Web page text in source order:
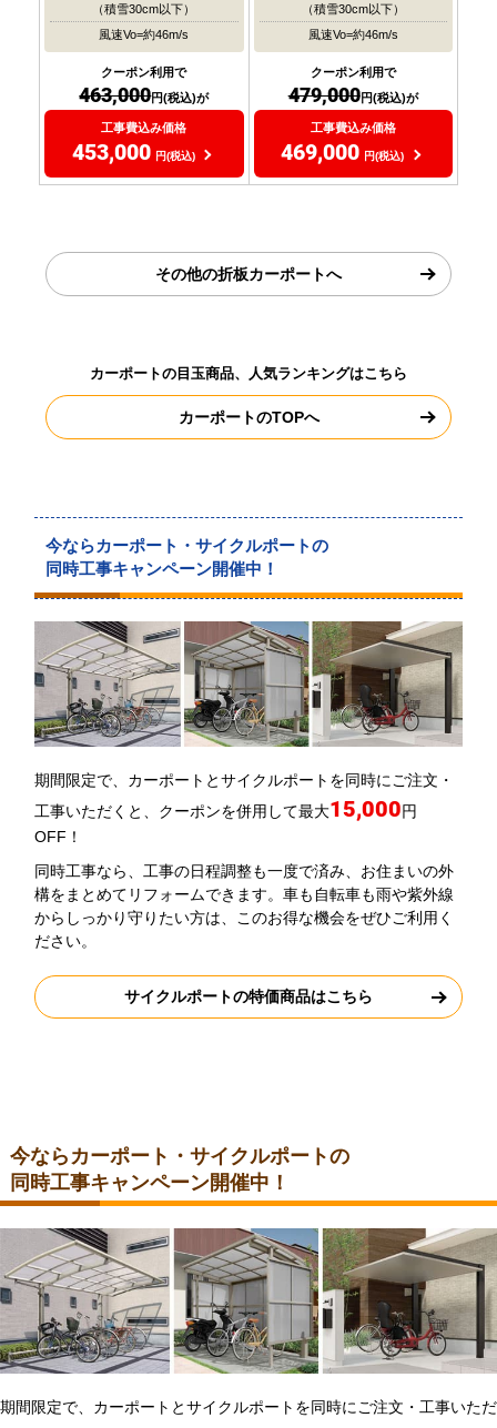
（積雪30cm以下）
風速Vo=約46m/s
クーポン利用で
463,000円(税込)が
工事費込み価格
453,000 円(税込)
（積雪30cm以下）
風速Vo=約46m/s
クーポン利用で
479,000円(税込)が
工事費込み価格
469,000 円(税込)
その他の折板カーポートへ
カーポートの目玉商品、人気ランキングはこちら
カーポートのTOPへ
今ならカーポート・サイクルポートの
同時工事キャンペーン開催中！
期間限定で、カーポートとサイクルポートを同時にご注文・
工事いただくと、クーポンを併用して最大15,000円
OFF！
同時工事なら、工事の日程調整も一度で済み、お住まいの外
構をまとめてリフォームできます。車も自転車も雨や紫外線
からしっかり守りたい方は、このお得な機会をぜひご利用く
ださい。
サイクルポートの特価商品はこちら
今ならカーポート・サイクルポートの
同時工事キャンペーン開催中！
期間限定で、カーポートとサイクルポートを同時にご注文・工事いただ